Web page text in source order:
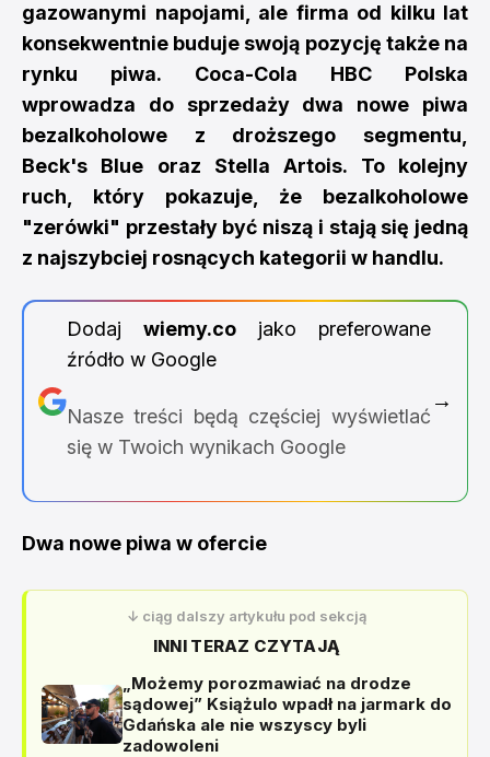
gazowanymi napojami, ale firma od kilku lat
konsekwentnie buduje swoją pozycję także na
rynku piwa. Coca-Cola HBC Polska
wprowadza do sprzedaży dwa nowe piwa
bezalkoholowe z droższego segmentu,
Beck's Blue oraz Stella Artois. To kolejny
ruch, który pokazuje, że bezalkoholowe
"zerówki" przestały być niszą i stają się jedną
z najszybciej rosnących kategorii w handlu.
Dodaj wiemy.cojako preferowane
źródło w Google
Nasze treści będą częściej wyświetlać
się w Twoich wynikach Google
→
Dwa nowe piwa w ofercie
↓ ciąg dalszy artykułu pod sekcją
INNI TERAZ CZYTAJĄ
„Możemy porozmawiać na drodze
sądowej” Książulo wpadł na jarmark do
Gdańska ale nie wszyscy byli
zadowoleni